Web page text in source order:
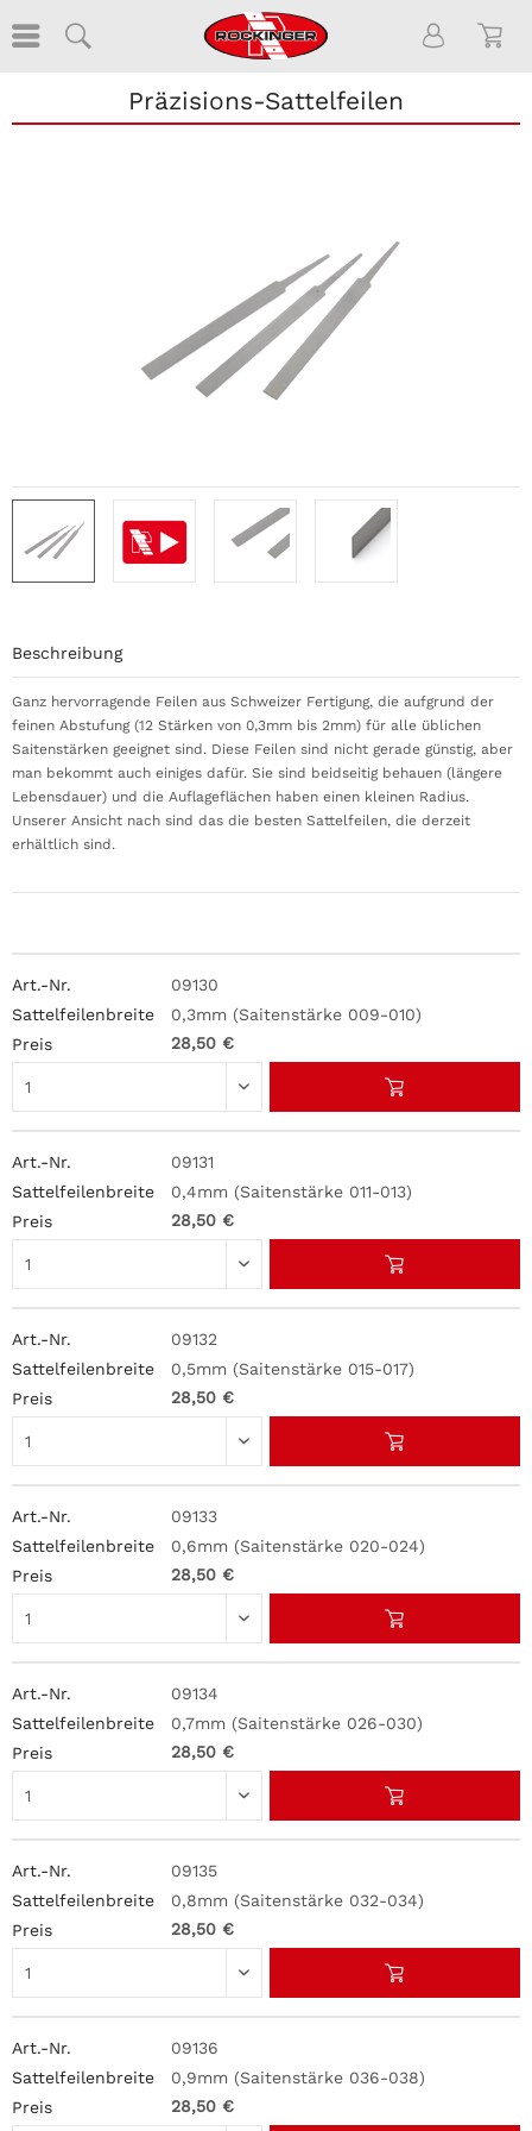
Präzisions-Sattelfeilen
09130
0,3mm (Saitenstärke 009-010)
28,50 €
09131
0,4mm (Saitenstärke 011-013)
28,50 €
09132
0,5mm (Saitenstärke 015-017)
28,50 €
09133
0,6mm (Saitenstärke 020-024)
28,50 €
09134
0,7mm (Saitenstärke 026-030)
28,50 €
09135
0,8mm (Saitenstärke 032-034)
28,50 €
09136
0,9mm (Saitenstärke 036-038)
28,50 €
Beschreibung
Ganz hervorragende Feilen aus Schweizer Fertigung, die aufgrund der
feinen Abstufung (12 Stärken von 0,3mm bis 2mm) für alle üblichen
Saitenstärken geeignet sind. Diese Feilen sind nicht gerade günstig, aber
man bekommt auch einiges dafür. Sie sind beidseitig behauen (längere
Lebensdauer) und die Auflageflächen haben einen kleinen Radius.
Unserer Ansicht nach sind das die besten Sattelfeilen, die derzeit
erhältlich sind.